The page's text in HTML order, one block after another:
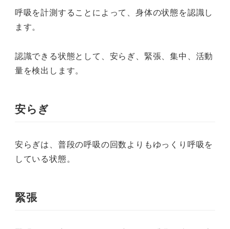
呼吸を計測することによって、身体の状態を認識し
ます。
認識できる状態として、安らぎ、緊張、集中、活動
量を検出します。
安らぎ
安らぎは、普段の呼吸の回数よりもゆっくり呼吸を
している状態。
緊張